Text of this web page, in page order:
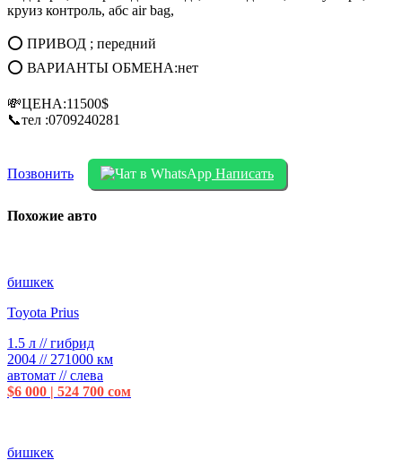
круиз контроль, абс air bag,
⭕ ПРИВОД ; передний
⭕ ВАРИАНТЫ ОБМЕНА:нет
💸ЦЕНА:11500$
📞тел :0709240281
Позвонить Написать
Похожие авто
бишкек
Toyota Prius
1.5 л // гибрид
2004 // 271000 км
автомат // слева
$6 000 | 524 700 сом
бишкек